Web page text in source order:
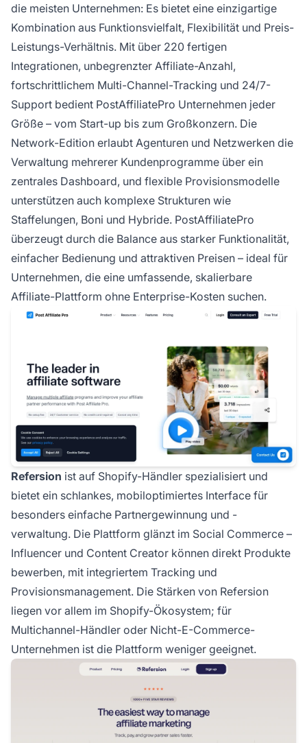
die meisten Unternehmen: Es bietet eine einzigartige
Kombination aus Funktionsvielfalt, Flexibilität und Preis-
Leistungs-Verhältnis. Mit über 220 fertigen
Integrationen, unbegrenzter Affiliate-Anzahl,
fortschrittlichem Multi-Channel-Tracking und 24/7-
Support bedient PostAffiliatePro Unternehmen jeder
Größe – vom Start-up bis zum Großkonzern. Die
Network-Edition erlaubt Agenturen und Netzwerken die
Verwaltung mehrerer Kundenprogramme über ein
zentrales Dashboard, und flexible Provisionsmodelle
unterstützen auch komplexe Strukturen wie
Staffelungen, Boni und Hybride. PostAffiliatePro
überzeugt durch die Balance aus starker Funktionalität,
einfacher Bedienung und attraktiven Preisen – ideal für
Unternehmen, die eine umfassende, skalierbare
Affiliate-Plattform ohne Enterprise-Kosten suchen.
Refersion ist auf Shopify-Händler spezialisiert und
bietet ein schlankes, mobiloptimiertes Interface für
besonders einfache Partnergewinnung und -
verwaltung. Die Plattform glänzt im Social Commerce –
Influencer und Content Creator können direkt Produkte
bewerben, mit integriertem Tracking und
Provisionsmanagement. Die Stärken von Refersion
liegen vor allem im Shopify-Ökosystem; für
Multichannel-Händler oder Nicht-E-Commerce-
Unternehmen ist die Plattform weniger geeignet.